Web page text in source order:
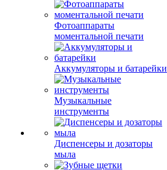
Фотоаппараты
моментальной печати
Аккумуляторы и батарейки
Музыкальные
инструменты
Диспенсеры и дозаторы
мыла